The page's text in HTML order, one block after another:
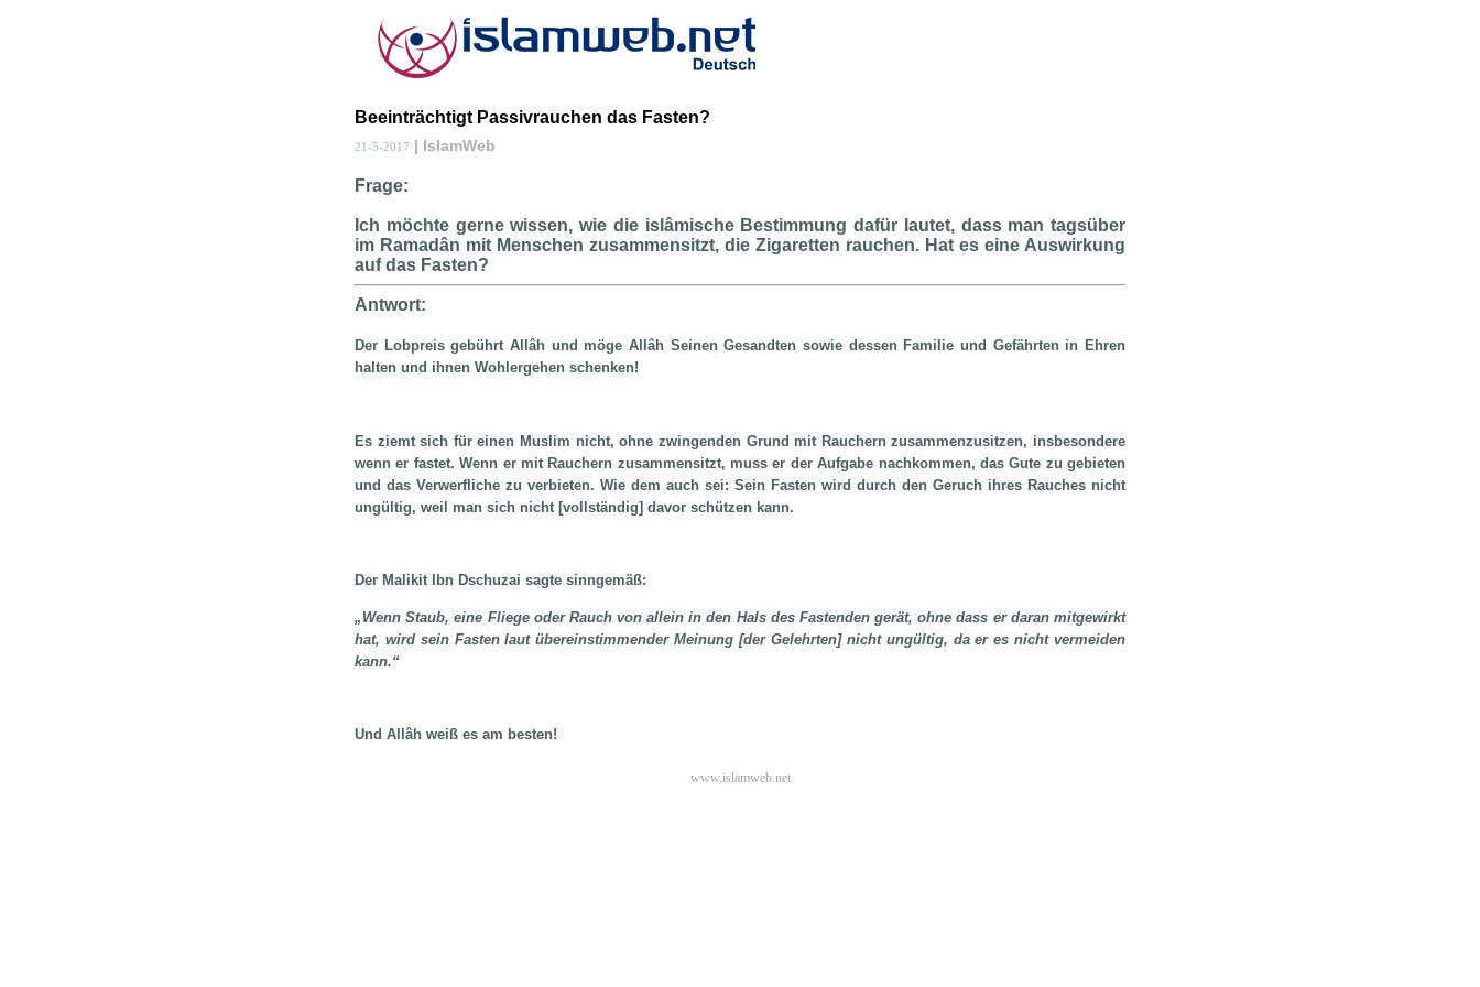
Beeinträchtigt Passivrauchen das Fasten?
21-5-2017 | IslamWeb
Frage:
Ich möchte gerne wissen, wie die islâmische Bestimmung dafür lautet, dass man tagsüber
im Ramadân mit Menschen zusammensitzt, die Zigaretten rauchen. Hat es eine Auswirkung
auf das Fasten?
Antwort:
Der Lobpreis gebührt Allâh und möge Allâh Seinen Gesandten sowie dessen Familie und Gefährten in Ehren
halten und ihnen Wohlergehen schenken!
Es ziemt sich für einen Muslim nicht, ohne zwingenden Grund mit Rauchern zusammenzusitzen, insbesondere
wenn er fastet. Wenn er mit Rauchern zusammensitzt, muss er der Aufgabe nachkommen, das Gute zu gebieten
und das Verwerfliche zu verbieten. Wie dem auch sei: Sein Fasten wird durch den Geruch ihres Rauches nicht
ungültig, weil man sich nicht [vollständig] davor schützen kann.
Der Malikit Ibn Dschuzai sagte sinngemäß:
„Wenn Staub, eine Fliege oder Rauch von allein in den Hals des Fastenden gerät, ohne dass er daran mitgewirkt
hat, wird sein Fasten laut übereinstimmender Meinung [der Gelehrten] nicht ungültig, da er es nicht vermeiden
kann.“
Und Allâh weiß es am besten!
www.islamweb.net